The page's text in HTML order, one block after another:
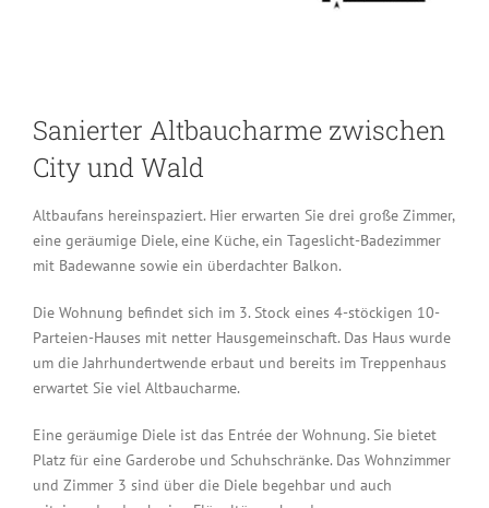
Sanierter Altbaucharme zwischen
City und Wald
Altbaufans hereinspaziert. Hier erwarten Sie drei große Zimmer,
eine geräumige Diele, eine Küche, ein Tageslicht-Badezimmer
mit Badewanne sowie ein überdachter Balkon.
Die Wohnung befindet sich im 3. Stock eines 4-stöckigen 10-
Parteien-Hauses mit netter Hausgemeinschaft. Das Haus wurde
um die Jahrhundertwende erbaut und bereits im Treppenhaus
erwartet Sie viel Altbaucharme.
Eine geräumige Diele ist das Entrée der Wohnung. Sie bietet
Platz für eine Garderobe und Schuhschränke. Das Wohnzimmer
und Zimmer 3 sind über die Diele begehbar und auch